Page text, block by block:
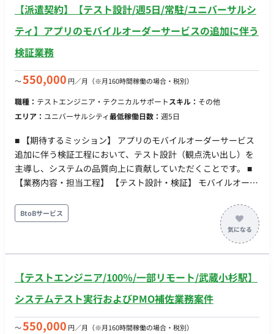
【派遣契約】【テスト設計/週5日/常駐/ユニバーサルシ
ティ】アプリのモバイルオーダーサービスの追加に伴う
検証業務
〜550,000 円／月 （※月160時間稼働の場合・税別）
職種： テストエンジニア・テクニカルサポートスキル： その他
エリア： ユニバーサルシティ最低稼働日数： 週5日
■ 【期待するミッション】 アプリのモバイルオーダーサービス
追加に伴う検証工程において、テスト設計（観点洗い出し）を
主導し、システムの品質向上に貢献していただくことです。 ■
【業務内容・担当工程】 【テスト設計・検証】 モバイルオーダ
担当していただきます。 ・担当工程：テスト ■ 【チーム体制】
・ マネージャー：1名 ・ テスト設計者：4名（※本募集枠1名含
め、社会保険加入必須） ・ 稼働量：週5日 稼働曜日：月曜～金
方：常駐（大阪府大阪市 / ユニバーサルシティ駅） ・ 交通費：
別途支給 ・ 時給：3,300円前後 ※経験・スキルにより応相談 ・
時期は9月以降にずれる可能性あり（9月参画も相談可能） ・ 募
BtoBサービス
【テストエンジニア/100％/一部リモート/武蔵小杉駅】
システムテスト実行およびPMO補佐業務案件
〜550,000 円／月 （※月160時間稼働の場合・税別）